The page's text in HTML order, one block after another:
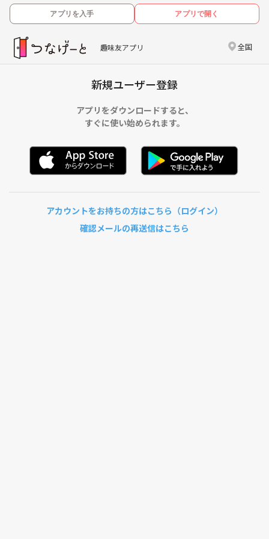
アプリを入手 アプリで開く
趣味友アプリ 全国
新規ユーザー登録
アプリをダウンロードすると、
すぐに使い始められます。
アカウントをお持ちの方はこちら（ログイン）
確認メールの再送信はこちら